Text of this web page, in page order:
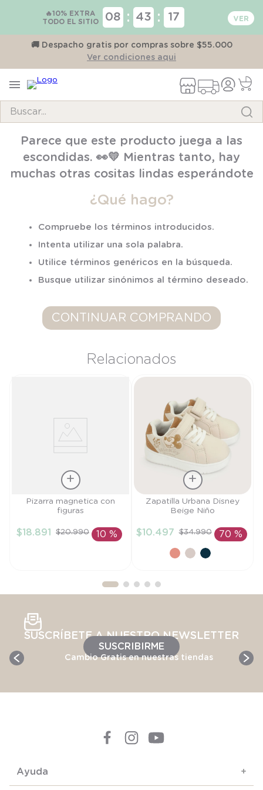
🔥10% EXTRA
TODO EL SITIO
08 : 43 : 17
🚚 Despacho gratis por compras sobre $55.000
Ver condiciones aqui
Parece que este producto juega a las
escondidas. 👀💛 Mientras tanto, hay
muchas otras cositas lindas esperándote
¿Qué hago?
Compruebe los términos introducidos.
Intenta utilizar una sola palabra.
Utilice términos genéricos en la búsqueda.
Busque utilizar sinónimos al término deseado.
CONTINUAR COMPRANDO
Relacionados
Talla
AÑADIR AL
Pizarra magnetica con
figuras
$18.891 $20.990 10 %
Talla
AÑADIR AL
CARRITO
Zapatilla Urbana Disney
Beige Niño
$10.497 $34.990 70 %
SUSCRÍBETE A NUESTRO NEWSLETTER
SUSCRIBIRME
Cambio Gratis en nuestras tiendas
Ayuda +
TÉRMINOS MÁS BUSCADOS
1.
pijama
2.
calcetines
manta
niña
saco